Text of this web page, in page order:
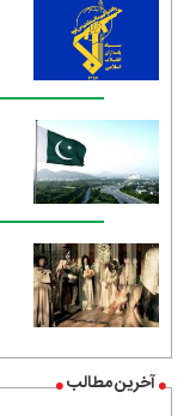
آخرین مطالب